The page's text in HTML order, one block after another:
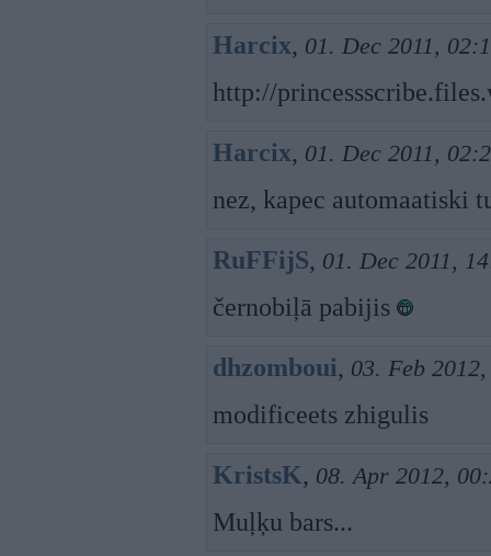
Harcix, 01. Dec 2011,
http://
Harcix, 01. Dec 2011,
nez, kapec automaatiski
RuFFijS, 01. Dec 2011,
černobiļā pabijis
dhzomboui, 03. Feb
modificeets zhigulis
KristsK, 08. Apr 2012,
Muļķu bars...